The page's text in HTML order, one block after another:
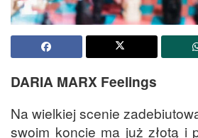
DARIA MARX Feelings
Na wielkiej scenie
swoim koncie ma już złotą i